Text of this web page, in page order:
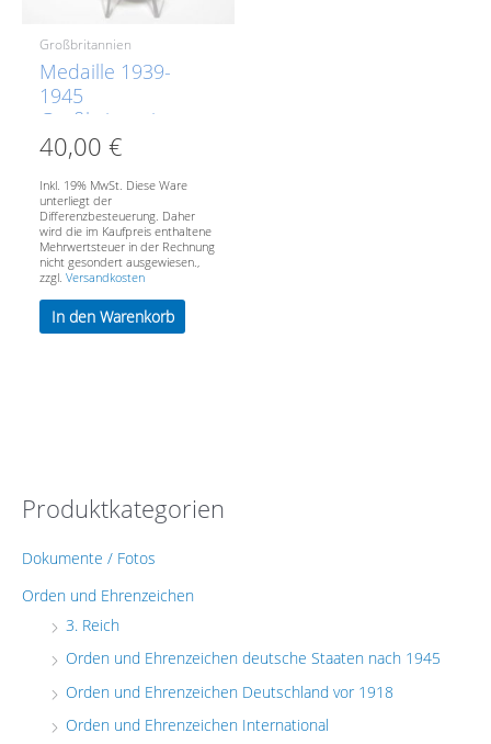
Großbritannien
Medaille 1939-
1945
Großbritannien
GeorgivsG B R
OMN REX Et Indiae
Emp, aus WK II
1939-1945
40,00€
Inkl. 19% MwSt. Diese Ware
unterliegt der
Differenzbesteuerung. Daher
wird die im Kaufpreis enthaltene
Mehrwertsteuer in der Rechnung
nicht gesondert ausgewiesen.,
zzgl.Versandkosten
In den Warenkorb
Produktkategorien
Dokumente / Fotos
Orden und Ehrenzeichen
3. Reich
Orden und Ehrenzeichen deutsche Staaten nach 1945
Orden und Ehrenzeichen Deutschland vor 1918
Orden und Ehrenzeichen International